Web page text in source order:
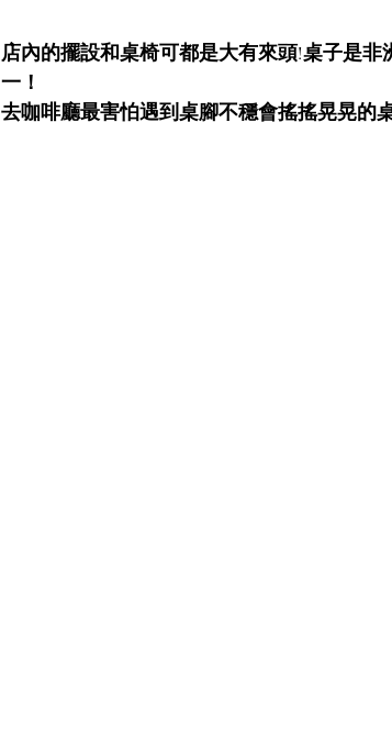
店內的擺設和桌椅可都是大有來頭!桌子是
一！
去咖啡廳最害怕遇到桌腳不穩會搖搖晃晃的